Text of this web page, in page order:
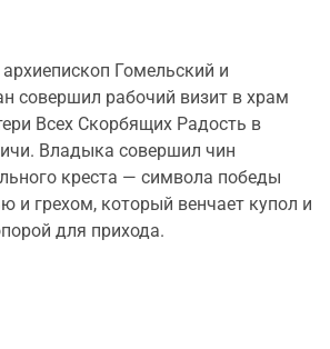
Гомельский и
совершил рабочий визит в храм
Всех Скорбящих Радость в
Владыка совершил чин
креста — символа победы
и грехом, который венчает купол и
для прихода.